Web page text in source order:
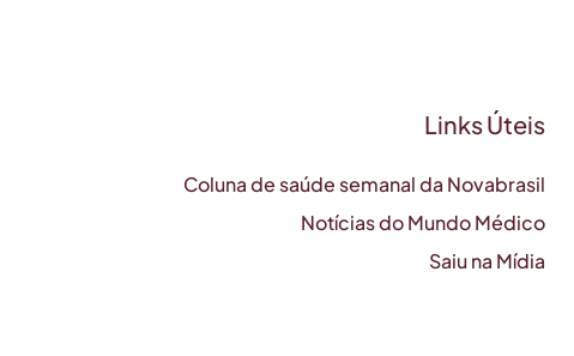
Links Úteis
Coluna de saúde semanal da Novabrasil
Notícias do Mundo Médico
Saiu na Mídia